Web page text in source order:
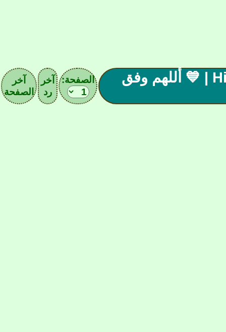
💙 | ( 21 ) صحيفـة نـادي الهلال | Hilal F.C | ‏💙 أللهم وفق الصفحة:
آخر
رد
آخر
الصفحة